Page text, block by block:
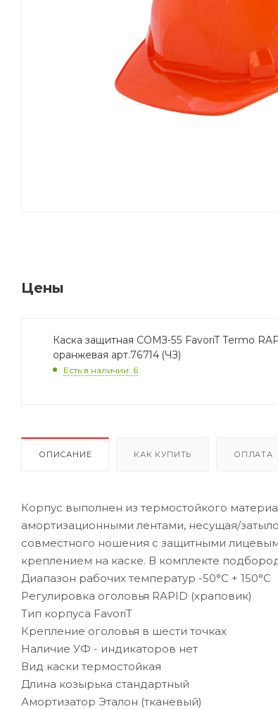
Цены
Каска защитная СОМЗ-55 FavoriT Termo
оранжевая арт.76714 (ЧЗ)
Есть в наличии: 6
ОПИСАНИЕ КАК КУПИТЬ ОПЛАТА
Корпус выполнен из термостойкого
амортизационными лентами, несущая/
совместного ношения с защитными
креплением на каске. В комплекте
Диапазон рабочих температур -50°C + 150°C
Регулировка оголовья RAPID (храповик)
Тип корпуса FavoriT
Крепление оголовья в шести точках
Наличие УФ - индикаторов нет
Вид каски термостойкая
Длина козырька стандартный
Амортизатор Эталон (тканевый)